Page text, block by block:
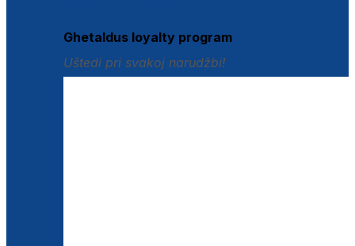
Ghetaldus loyalty program
Uštedi pri svakoj narudžbi!